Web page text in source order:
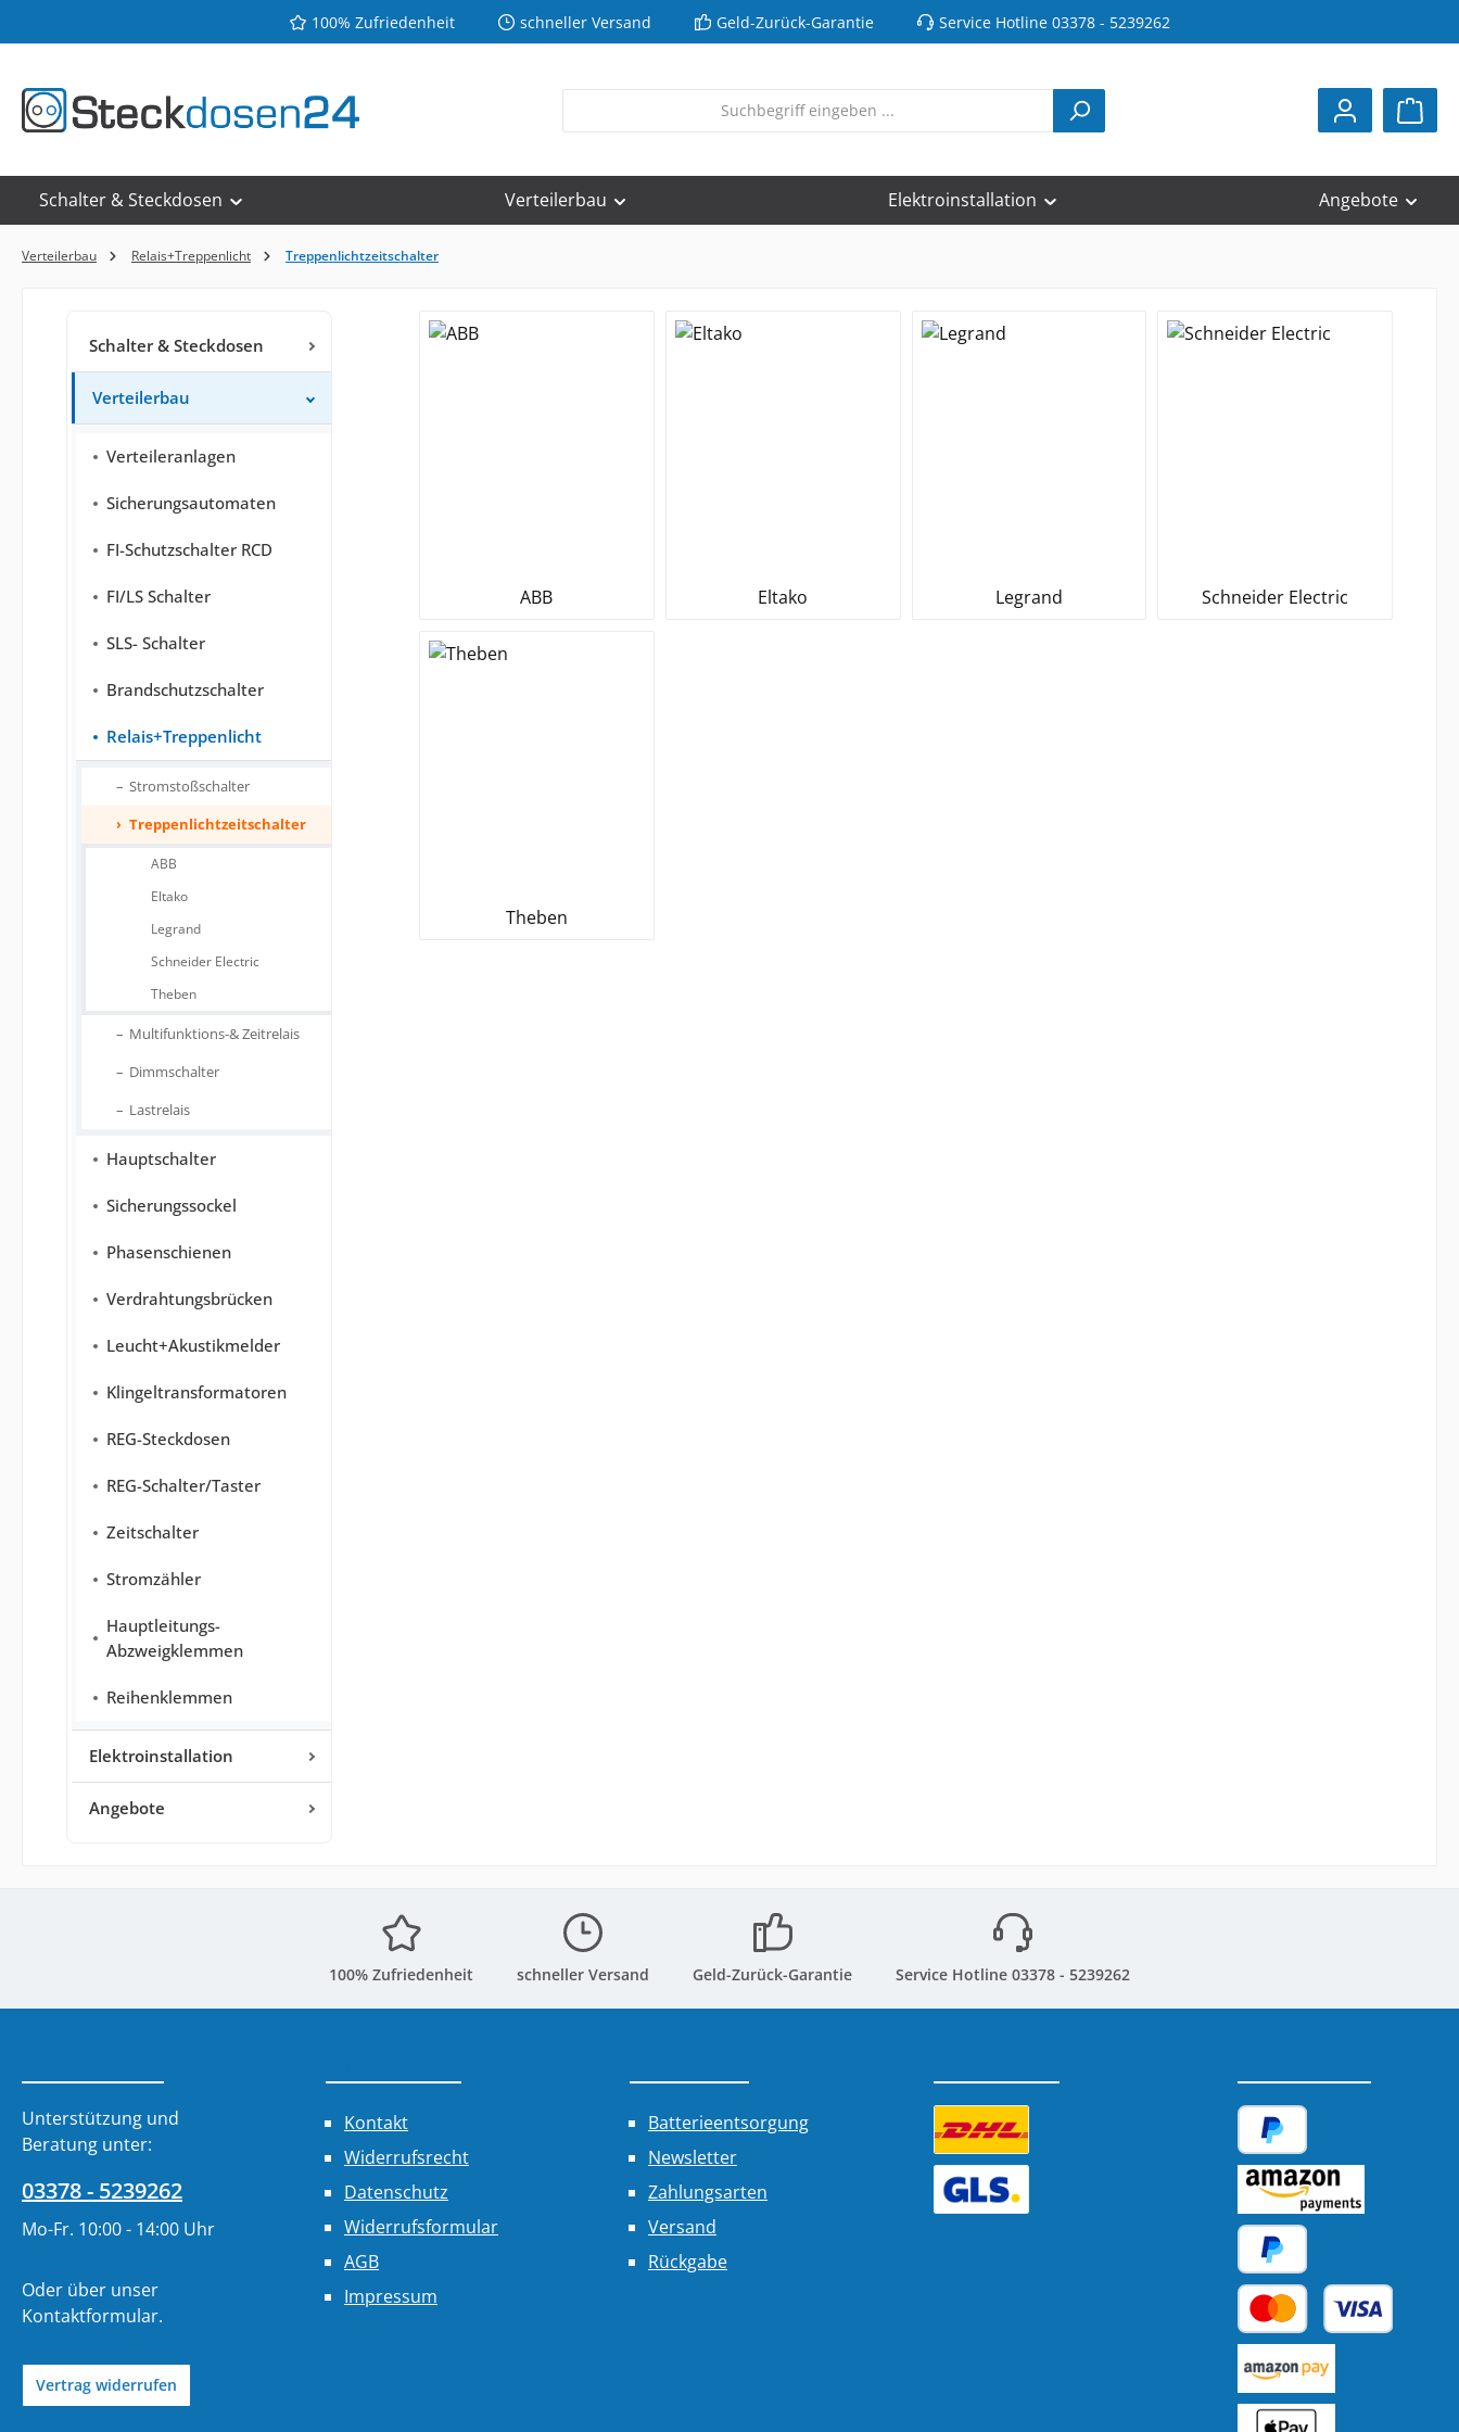
100% Zufriedenheit schneller Versand Geld-Zurück-Garantie Service Hotline 03378 - 5239262
Schalter & Steckdosen Verteilerbau Elektroinstallation Angebote
Verteilerbau Relais+Treppenlicht Treppenlichtzeitschalter
Schalter & Steckdosen
Verteilerbau
Verteileranlagen
Sicherungsautomaten
FI-Schutzschalter RCD
FI/LS Schalter
SLS- Schalter
Brandschutzschalter
Relais+Treppenlicht
Stromstoßschalter
Treppenlichtzeitschalter
ABB
Eltako
Legrand
Schneider Electric
Theben
Multifunktions-& Zeitrelais
Dimmschalter
Lastrelais
Hauptschalter
Sicherungssockel
Phasenschienen
Verdrahtungsbrücken
Leucht+Akustikmelder
Klingeltransformatoren
REG-Steckdosen
REG-Schalter/Taster
Zeitschalter
Stromzähler
Hauptleitungs-
Abzweigklemmen
Reihenklemmen
Elektroinstallation
Angebote
ABB Eltako Legrand Schneider Electric
Theben
100% Zufriedenheit schneller Versand Geld-Zurück-Garantie Service Hotline 03378 - 5239262
Unterstützung und
Beratung unter:
03378 - 5239262
Mo-Fr. 10:00 - 14:00 Uhr
Oder über unser
Kontaktformular.
Vertrag widerrufen
Kontakt
Widerrufsrecht
Datenschutz
Widerrufsformular
AGB
Impressum
Batterieentsorgung
Newsletter
Zahlungsarten
Versand
Rückgabe
Benutzerdefiniertes Bild 1 PayPal
Amazon Pay
Später Bezahlen
Kredit- oder Debitkarte
Benutzerdefiniertes Bild 1